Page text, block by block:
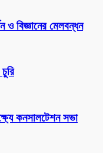
ও বিজ্ঞানের মেলবন্ধন
কনসালটেশন সভা